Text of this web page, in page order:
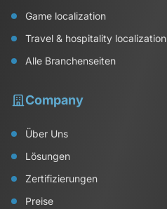
Game localization
Travel & hospitality localization
Alle Branchenseiten
Company
Über Uns
Lösungen
Zertifizierungen
Preise